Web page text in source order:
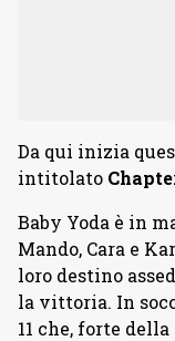
Da qui inizia
intitolato
Baby Yoda è in
Mando, Cara e
loro destino
la vittoria. In
11 che, forte